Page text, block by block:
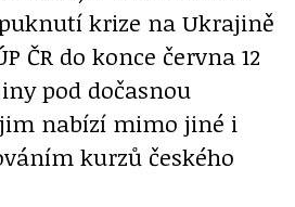
krize na Ukrajině
ČR do konce června 12
pod dočasnou
nabízí mimo jiné i
kurzů českého